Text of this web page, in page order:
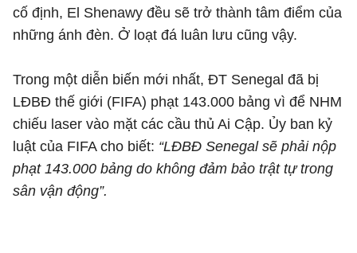
cố định, El Shenawy đều sẽ trở thành tâm điểm của
những ánh đèn. Ở loạt đá luân lưu cũng vậy.
Trong một diễn biến mới nhất, ĐT Senegal đã bị
LĐBĐ thế giới (FIFA) phạt 143.000 bảng vì để NHM
chiếu laser vào mặt các cầu thủ Ai Cập. Ủy ban kỷ
luật của FIFA cho biết: “LĐBĐ Senegal sẽ phải nộp
phạt 143.000 bảng do không đảm bảo trật tự trong
sân vận động”.